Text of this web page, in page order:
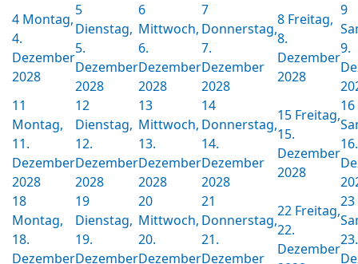
4 Montag,
4.
Dezember
2028
5
Dienstag,
5.
Dezember
2028
6
Mittwoch,
6.
Dezember
2028
7
Donnerstag,
7.
Dezember
2028
8 Freitag,
8.
Dezember
2028
9
9.
11
Montag,
11.
Dezember
2028
12
Dienstag,
12.
Dezember
2028
13
Mittwoch,
13.
Dezember
2028
14
Donnerstag,
14.
Dezember
2028
15 Freitag,
15.
Dezember
2028
16
16.
18
Montag,
18.
Dezember
19
Dienstag,
19.
Dezember
20
Mittwoch,
20.
Dezember
21
Donnerstag,
21.
Dezember
22 Freitag,
22.
Dezember
23
23.